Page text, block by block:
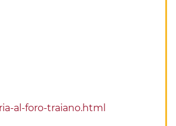
al-foro-traiano.html